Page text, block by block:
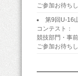
ご参加お待ち
第9回U-16
コンテスト：
競技部門・事
ご参加お待ち